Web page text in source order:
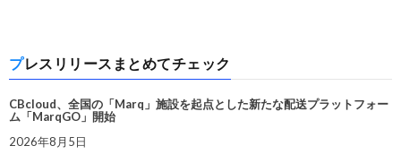
プレスリリースまとめてチェック
CBcloud、全国の「Marq」施設を起点とした新たな配送プラットフォー
ム「MarqGO」開始
2026年8月5日